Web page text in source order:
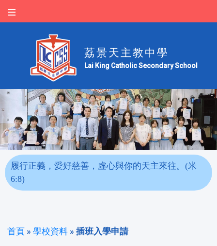
荔景天主教中學
Lai King Catholic Secondary School
履行正義，愛好慈善，虛心與你的天主來往。(米
6:8)
首頁 » 學校資料 » 插班入學申請